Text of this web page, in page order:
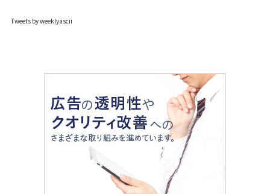
Tweets by weeklyascii